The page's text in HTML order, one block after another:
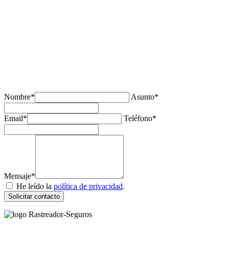
Nombre* Asunto*
Email* Teléfono*
Mensaje*
He leído la política de privacidad.
Solicitar contacto